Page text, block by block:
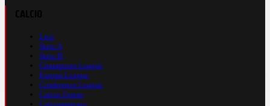
Live
Serie A
Serie B
Champions League
Europa League
Conference League
Calcio Estero
Calciomercato